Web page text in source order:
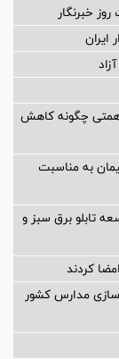
خبرنگار
خطر ۴۵ همتی برای بانک مسکن؛ ناترازی ۱۳۷ همتی چگونه کاهش
به مناسبت
تابلو برق سبز و
کردند
مدارس کشور